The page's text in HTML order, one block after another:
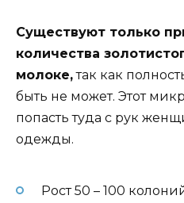
Существуют только
количества
молоке,так как
быть не может. Этот
попасть туда с рук
одежды.
Рост 50 – 100